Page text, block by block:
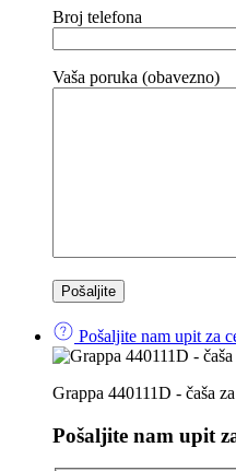
Broj telefona
Vaša poruka (obavezno)
Pošaljite nam upit za
Grappa 440111D - čaša
Pošaljite nam upit